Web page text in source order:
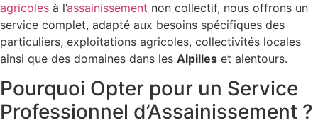
agricoles à l’assainissement non collectif, nous offrons un
service complet, adapté aux besoins spécifiques des
particuliers, exploitations agricoles, collectivités locales
ainsi que des domaines dans les Alpilles et alentours.
Pourquoi Opter pour un Service
Professionnel d’Assainissement ?